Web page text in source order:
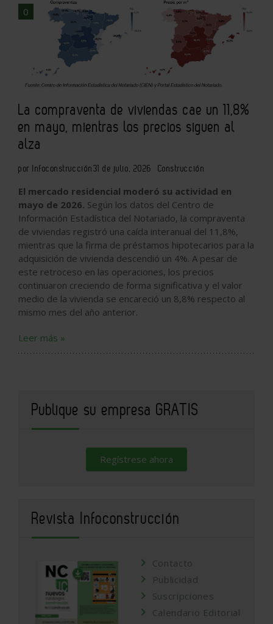
0
La compraventa de viviendas cae un 11,8%
en mayo, mientras los precios siguen al
alza
por Infoconstrucción31 de julio, 2026 Construcción
El mercado residencial moderó su actividad en
mayo de 2026. Según los datos del Centro de
Información Estadística del Notariado, la compraventa
de viviendas registró una caída interanual del 11,8%,
mientras que la firma de préstamos hipotecarios para la
adquisición de vivienda descendió un 4%. A pesar de
este retroceso en las operaciones, los precios
continuaron creciendo de forma significativa y el valor
medio de la vivienda se encareció un 8,8% respecto al
mismo mes del año anterior.
Leer más »
Publique su empresa GRATIS
Regístrese ahora
Revista Infoconstrucción
Contacto
Publicidad
Suscripciones
Calendario Editorial